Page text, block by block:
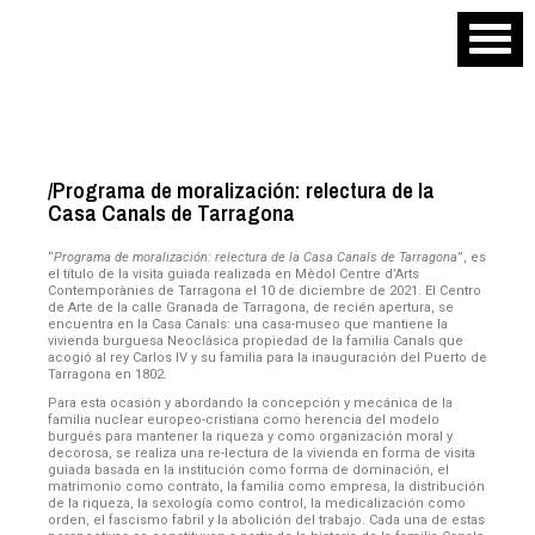
/Programa de moralización: relectura de la
Casa Canals de Tarragona
“Programa de moralización: relectura de la Casa Canals de Tarragona”, es
el título de la visita guiada realizada en Mèdol Centre d’Arts
Contemporànies de Tarragona el 10 de diciembre de 2021. El Centro
de Arte de la calle Granada de Tarragona, de recién apertura, se
encuentra en la Casa Canals: una casa-museo que mantiene la
vivienda burguesa Neoclásica propiedad de la familia Canals que
acogió al rey Carlos IV y su familia para la inauguración del Puerto de
Tarragona en 1802.
Para esta ocasión y abordando la concepción y mecánica de la
familia nuclear europeo-cristiana como herencia del modelo
burgués para mantener la riqueza y como organización moral y
decorosa, se realiza una re-lectura de la vivienda en forma de visita
guiada basada en la institución como forma de dominación, el
matrimonio como contrato, la familia como empresa, la distribución
de la riqueza, la sexología como control, la medicalización como
orden, el fascismo fabril y la abolición del trabajo. Cada una de estas